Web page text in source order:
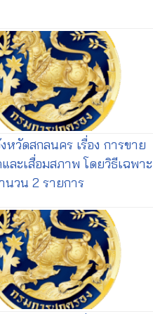
หวัดสกลนคร เรื่อง การขาย
ละเสื่อมสภาพ โดยวิธีเฉพาะ
นวน 2 รายการ